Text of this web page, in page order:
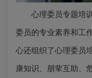
心理委员专题培训
委员的专业素养和工
心还组织了心理委员
康知识、朋辈互助、